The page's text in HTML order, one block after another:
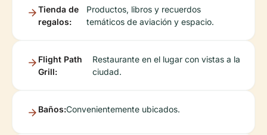
Tienda de
regalos:
Productos, libros y recuerdos
temáticos de aviación y espacio.
Flight Path
Grill:
Restaurante en el lugar con vistas a la
ciudad.
Baños:Convenientemente ubicados.